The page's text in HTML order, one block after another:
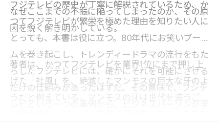
なぜここまでの不振に陥ってしまったのか、その原
因を鋭く解き明かしている。
フジテレビの歴史が丁寧に解説されているため、か
つてフジテレビが繁栄を極めた理由を知りたい人に
とっても、本書は役に立つ。80年代にお笑いブー
ムを巻き起こし、トレンディードラマの流行をもた
らしたフジテレビには、確かにそれを可能にさせる
だけの仕組みがあったはずだ。その意味で、フジテ
べることは多い。
著者は、かつてフジテレビを業界1位にまで押し上
げた「社風」を、絶滅したマンモスの巨大な牙のよ
うだと例えている。マンモスの牙は世代を追うごと